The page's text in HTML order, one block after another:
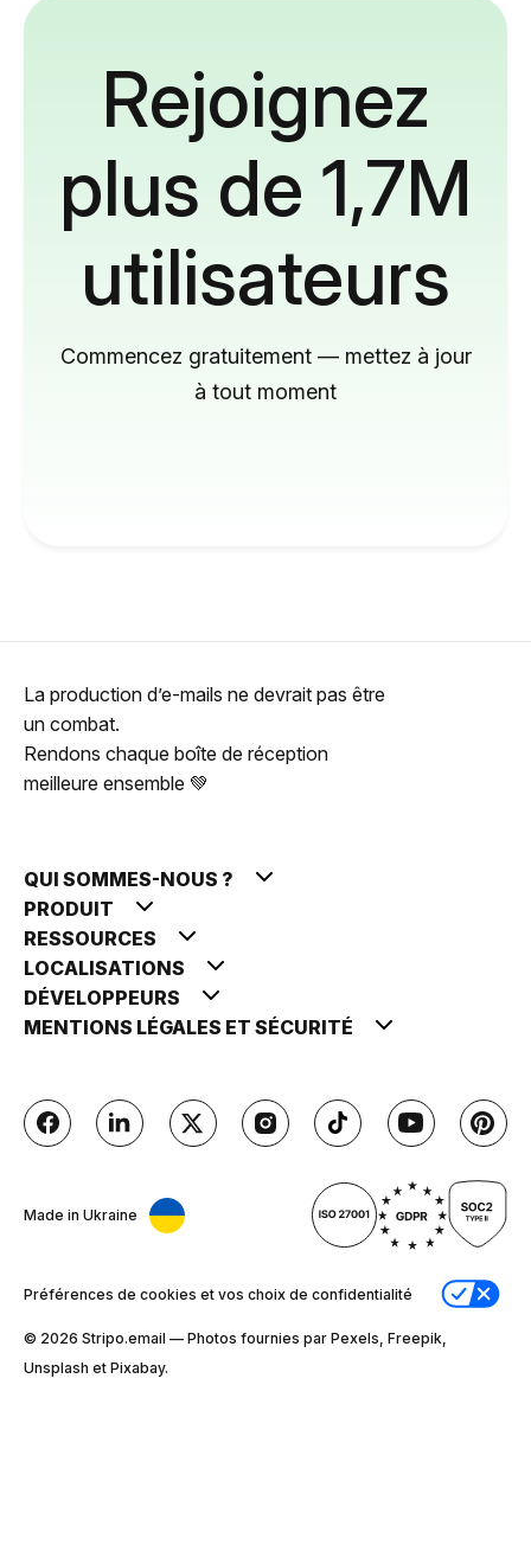
Rejoignez
plus de 1,7M
utilisateurs
Commencez gratuitement — mettez à jour
à tout moment
La production d’e-mails ne devrait pas être
un combat.
Rendons chaque boîte de réception
meilleure ensemble 💚
QUI SOMMES-NOUS ?
PRODUIT
RESSOURCES
LOCALISATIONS
DÉVELOPPEURS
MENTIONS LÉGALES ET SÉCURITÉ
Made in Ukraine
Préférences de cookies et vos choix de confidentialité
© 2026 Stripо.email — Photos fournies par Pexels, Freepik,
Unsplash et Pixabay.